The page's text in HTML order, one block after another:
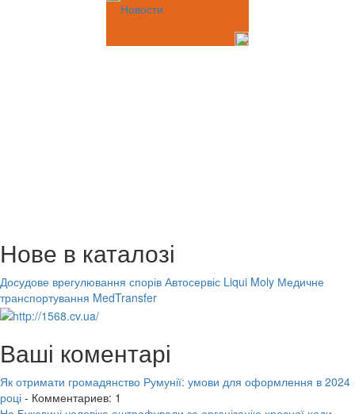
Новости
Нове в каталозі
Досудове врегулювання спорів Автосервіс Liqui Moly Медичне
транспортування MedTransfer
Ваші коментарі
Як отримати громадянство Румунії: умови для оформлення в 2024
році - Комментариев: 1